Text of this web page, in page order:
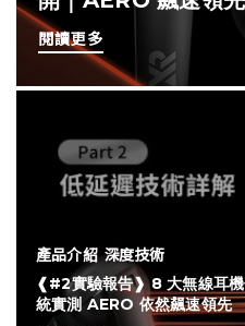
閱讀更多
產品介紹 深度技術
❰#2實驗報告❱ 8 大無線耳
統實測 AERO 依然飆速領先